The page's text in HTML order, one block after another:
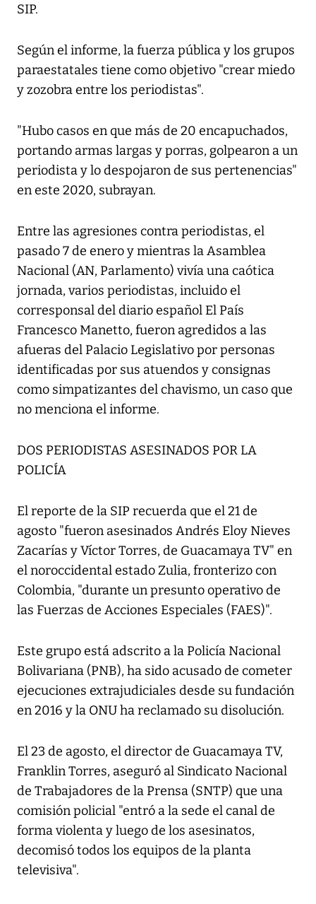
SIP.
Según el informe, la fuerza pública y los grupos
paraestatales tiene como objetivo "crear miedo
y zozobra entre los periodistas".
"Hubo casos en que más de 20 encapuchados,
portando armas largas y porras, golpearon a un
periodista y lo despojaron de sus pertenencias"
en este 2020, subrayan.
Entre las agresiones contra periodistas, el
pasado 7 de enero y mientras la Asamblea
Nacional (AN, Parlamento) vivía una caótica
jornada, varios periodistas, incluido el
corresponsal del diario español El País
Francesco Manetto, fueron agredidos a las
afueras del Palacio Legislativo por personas
identificadas por sus atuendos y consignas
como simpatizantes del chavismo, un caso que
no menciona el informe.
DOS PERIODISTAS ASESINADOS POR LA
POLICÍA
El reporte de la SIP recuerda que el 21 de
agosto "fueron asesinados Andrés Eloy Nieves
Zacarías y Víctor Torres, de Guacamaya TV" en
el noroccidental estado Zulia, fronterizo con
Colombia, "durante un presunto operativo de
las Fuerzas de Acciones Especiales (FAES)".
Este grupo está adscrito a la Policía Nacional
Bolivariana (PNB), ha sido acusado de cometer
ejecuciones extrajudiciales desde su fundación
en 2016 y la ONU ha reclamado su disolución.
El 23 de agosto, el director de Guacamaya TV,
Franklin Torres, aseguró al Sindicato Nacional
de Trabajadores de la Prensa (SNTP) que una
comisión policial "entró a la sede el canal de
forma violenta y luego de los asesinatos,
decomisó todos los equipos de la planta
televisiva".